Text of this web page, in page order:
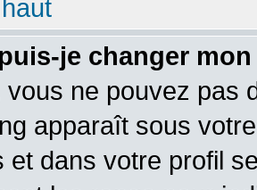
je changer
vous ne pouvez pas
apparaît sous
et dans votre profil